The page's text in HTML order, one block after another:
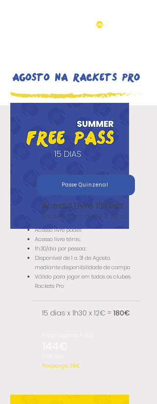
AGOSTO NA RACKETS PRO
Passe Quinzenal
Acesso Livre 15 dias
Rackets Pro - Padel & Ténis
Acesso livre padel;
Acesso livre ténis;
1h30/dia por pessoa;
Disponível de 1 a 31 de Agosto,
mediante disponibilidade de campo
​Válido para jogar em todos os clubes
Rackets Pro
15 dias x 1h30 x 12€ = 180€
Poupança 36€